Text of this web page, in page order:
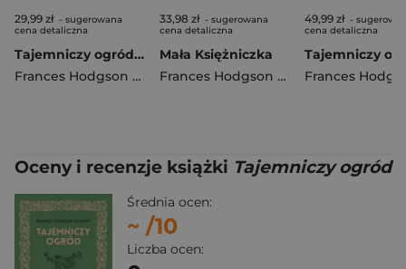
29,99 zł - sugerowana
cena detaliczna
Tajemniczy ogród. Klasyka literatury dziecięcej
Frances Hodgson Burnett
33,98 zł - sugerowana
cena detaliczna
Mała Księżniczka
Frances Hodgson Burnett
49,99 zł -
cena detaliczna
Oceny i recenzje książki Tajemniczy ogród
Średnia ocen:
~ /10
Liczba ocen: